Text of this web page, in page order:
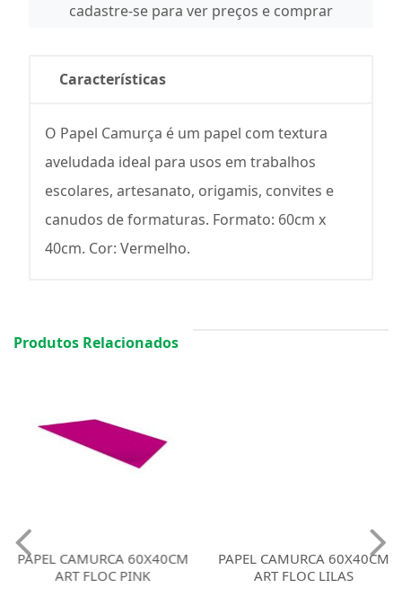
cadastre-se para ver preços e comprar
Características
O Papel Camurça é um papel com textura
aveludada ideal para usos em trabalhos
escolares, artesanato, origamis, convites e
canudos de formaturas. Formato: 60cm x
40cm. Cor: Vermelho.
Produtos Relacionados
PAPEL CAMURCA 60X40CM
ART FLOC PINK
PAPEL CAMURCA 60X40CM
ART FLOC LILAS